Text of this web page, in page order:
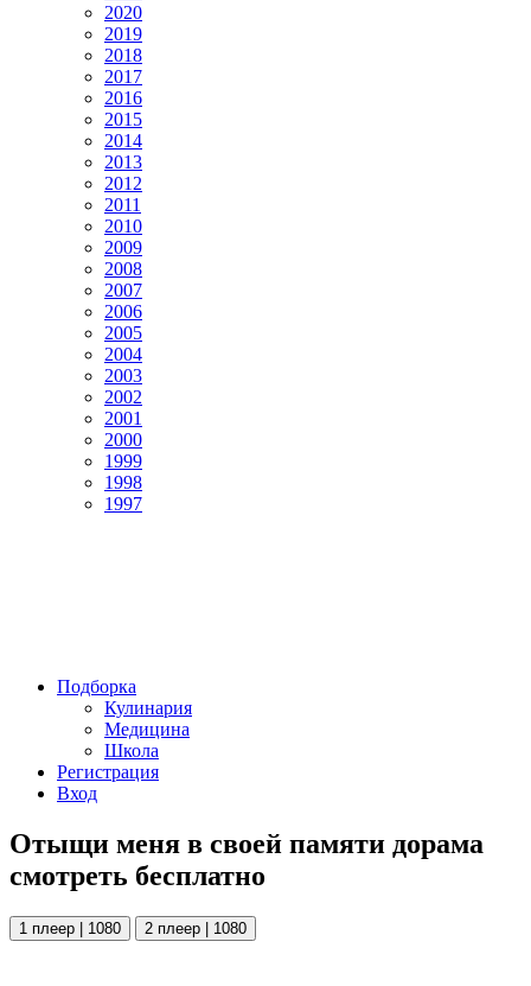
2020
2019
2018
2017
2016
2015
2014
2013
2012
2011
2010
2009
2008
2007
2006
2005
2004
2003
2002
2001
2000
1999
1998
1997
Подборка
Кулинария
Медицина
Школа
Регистрация
Вход
Отыщи меня в своей памяти дорама
смотреть бесплатно
1 плеер | 1080 2 плеер | 1080